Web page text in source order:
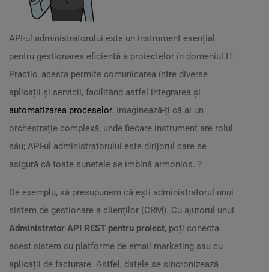
API-ul administratorului este un instrument esențial
pentru gestionarea eficientă a proiectelor în domeniul IT.
Practic, acesta permite comunicarea între diverse
aplicații și servicii, facilitând astfel integrarea și
automatizarea proceselor. Imaginează-ți că ai un
orchestrație complexă, unde fiecare instrument are rolul
său; API-ul administratorului este dirijorul care se
asigură că toate sunetele se îmbină armonios. ?
De exemplu, să presupunem că ești administratorul unui
sistem de gestionare a clienților (CRM). Cu ajutorul unui
Administrator API REST pentru proiect, poți conecta
acest sistem cu platforme de email marketing sau cu
aplicații de facturare. Astfel, datele se sincronizează